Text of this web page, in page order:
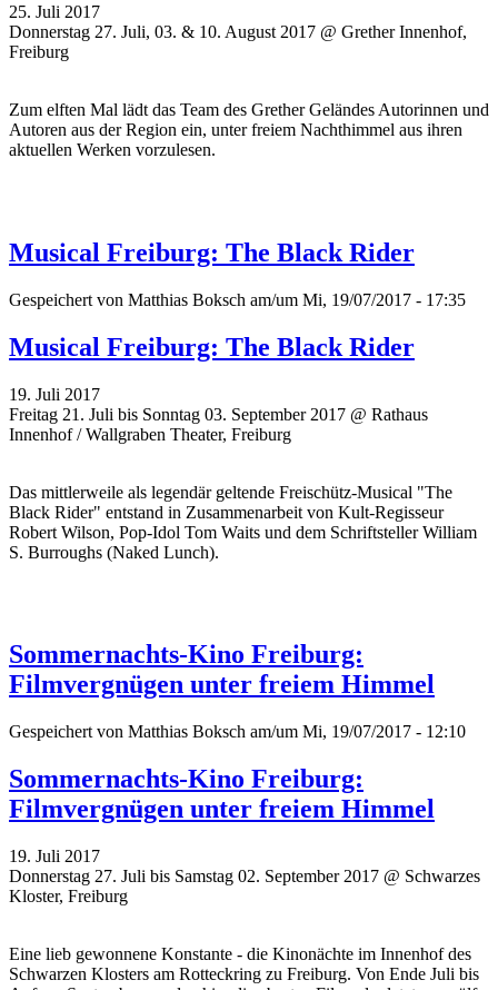
25. Juli 2017
Donnerstag 27. Juli, 03. & 10. August 2017 @ Grether Innenhof,
Freiburg
Zum elften Mal lädt das Team des Grether Geländes Autorinnen und
Autoren aus der Region ein, unter freiem Nachthimmel aus ihren
aktuellen Werken vorzulesen.
Musical Freiburg: The Black Rider
Gespeichert von Matthias Boksch am/um Mi, 19/07/2017 - 17:35
Musical Freiburg: The Black Rider
19. Juli 2017
Freitag 21. Juli bis Sonntag 03. September 2017 @ Rathaus
Innenhof / Wallgraben Theater, Freiburg
Das mittlerweile als legendär geltende Freischütz-Musical "The
Black Rider" entstand in Zusammenarbeit von Kult-Regisseur
Robert Wilson, Pop-Idol Tom Waits und dem Schriftsteller William
S. Burroughs (Naked Lunch).
Sommernachts-Kino Freiburg:
Filmvergnügen unter freiem Himmel
Gespeichert von Matthias Boksch am/um Mi, 19/07/2017 - 12:10
Sommernachts-Kino Freiburg:
Filmvergnügen unter freiem Himmel
19. Juli 2017
Donnerstag 27. Juli bis Samstag 02. September 2017 @ Schwarzes
Kloster, Freiburg
Eine lieb gewonnene Konstante - die Kinonächte im Innenhof des
Schwarzen Klosters am Rotteckring zu Freiburg. Von Ende Juli bis